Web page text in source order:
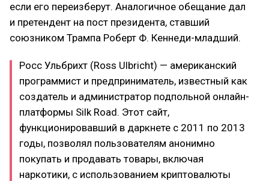
если его переизберут. Аналогичное обещание дал
и претендент на пост президента, ставший
союзником Трампа Роберт Ф. Кеннеди-младший.
Росс Ульбрихт (Ross Ulbricht) — американский
программист и предприниматель, известный как
создатель и администратор подпольной онлайн-
платформы Silk Road. Этот сайт,
функционировавший в даркнете с 2011 по 2013
годы, позволял пользователям анонимно
покупать и продавать товары, включая
наркотики, с использованием криптовалюты